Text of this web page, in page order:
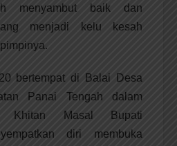
menyambut baik dan
menjadi kelu kesah
bertempat di Balai Desa
Panai Tengah dalam
Khitan Masal Bupati
diri membuka